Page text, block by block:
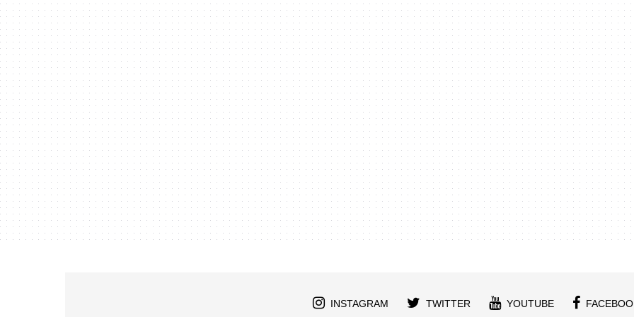
INSTAGRAM TWITTER YOUTUBE